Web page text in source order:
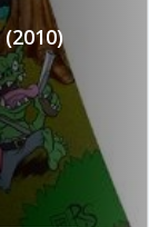
(2010)